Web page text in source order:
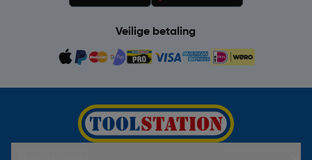
Veilige betaling